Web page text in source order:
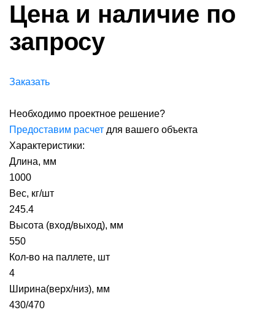
Цена и наличие по
запросу
Заказать
Необходимо проектное решение?
Предоставим расчет для вашего объекта
Характеристики:
Длина, мм
1000
Вес, кг/шт
245.4
Высота (вход/выход), мм
550
Кол-во на паллете, шт
4
Ширина(верх/низ), мм
430/470